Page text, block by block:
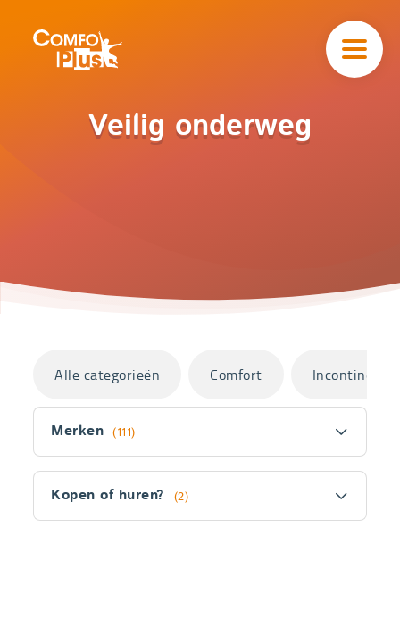
CatalogusVeilig onderweg
navigatieComfoPlus
Filter
Merken (111)
Kopen of huren? (2)
Alle categorieën Comfort Incontinentie